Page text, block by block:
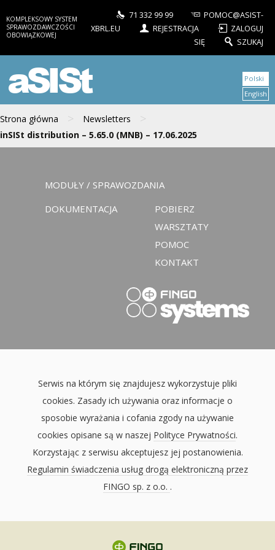
KOMPLEKSOWY SYSTEM
SPRAWOZDAWCZOŚCI
OBOWIĄZKOWEJ
71 332 99 99
POMOC@ASIST-
XBRL.EU
REJESTRACJA
ZALOGUJ
SIĘ
SZUKAJ
aSISt
Strona główna > Newsletters >
inSISt distribution – 5.65.0 (MNB) – 17.06.2025
Polski
English
MODUŁY / SPRAWOZDANIA
DOKUMENTACJA
POBIERZ
WARSZTATY
POMOC
KONTAKT
Serwis na którym się znajdujesz wykorzystuje pliki
cookies. Zasady ich używania oraz informacje o
sposobie wyrażania i cofania zgody na używanie
cookies opisane są w naszej Polityce Prywatności.
Korzystając z serwisu akceptujesz jej postanowienia.
Regulamin świadczenia usług drogą elektroniczną przez
FINGO sp. z o.o. .